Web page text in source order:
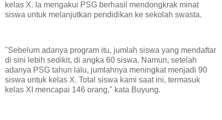
kelas X. Ia mengakui PSG berhasil mendongkrak minat
siswa untuk melanjutkan pendidikan ke sekolah swasta.
​"Sebelum adanya program itu, jumlah siswa yang mendaftar
di sini lebih sedikit, di angka 60 siswa. Namun, setelah
adanya PSG tahun lalu, jumlahnya meningkat menjadi 90
siswa untuk kelas X. Total siswa kami saat ini, termasuk
kelas XI mencapai 146 orang," kata Buyung.